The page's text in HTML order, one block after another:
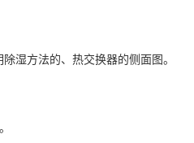
方法的、热交换器的侧面图。